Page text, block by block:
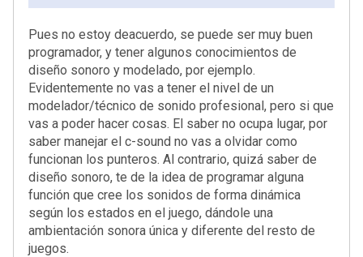
Pues no estoy deacuerdo, se puede ser muy buen
programador, y tener algunos conocimientos de
diseño sonoro y modelado, por ejemplo.
Evidentemente no vas a tener el nivel de un
modelador/técnico de sonido profesional, pero si que
vas a poder hacer cosas. El saber no ocupa lugar, por
saber manejar el c-sound no vas a olvidar como
funcionan los punteros. Al contrario, quizá saber de
diseño sonoro, te de la idea de programar alguna
función que cree los sonidos de forma dinámica
según los estados en el juego, dándole una
ambientación sonora única y diferente del resto de
juegos.